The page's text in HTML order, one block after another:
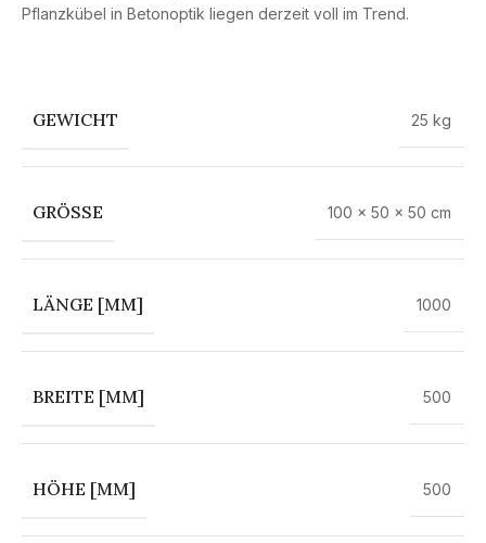
Pflanzkübel in Betonoptik liegen derzeit voll im Trend.
GEWICHT 25 kg
GRÖSSE 100 × 50 × 50 cm
LÄNGE [MM] 1000
BREITE [MM] 500
HÖHE [MM] 500